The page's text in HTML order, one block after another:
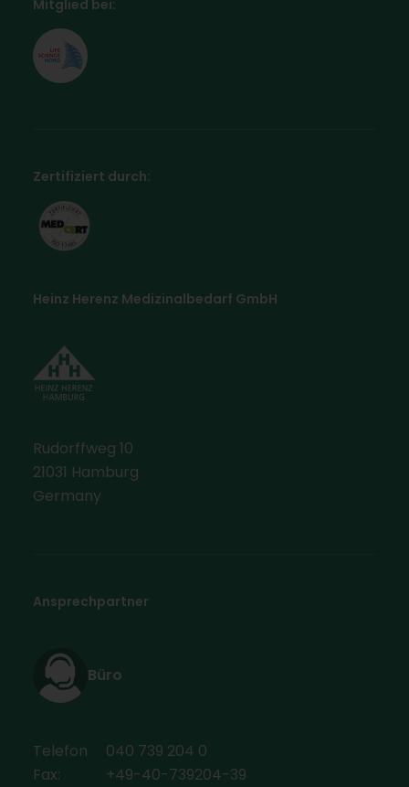
Mitglied bei:
Zertifiziert durch:
Heinz Herenz Medizinalbedarf GmbH
Rudorffweg 10
21031 Hamburg
Germany
Ansprechpartner
Büro
Telefon
040 739 204 0
Fax:
+49-40-739204-39